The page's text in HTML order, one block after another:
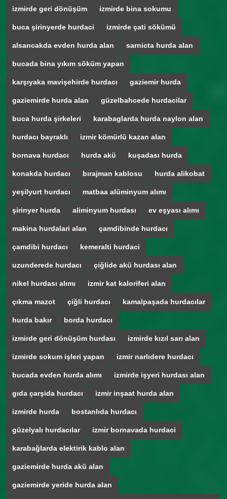
izmirde geri dönüşüm izmirde bina sokumu
buca şirinyerde hurdaci izmirde çati sökümü
alsancakda evden hurda alan sarnicta hurda alan
bucada bina yıkım söküm yapan
karşıyaka mavişehirde hurdacı gaziemir hurda
gaziemirde hurda alan güzelbahcede hurdacilar
buca hurda şirkeleri karabaglarda hurda naylon alan
hurdacı bayraklı izmir kömürlü kazan alan
bornava hurdacı hurda akü kuşadası hurda
konakda hurdacı bırajman kablosu hurda alikobat
yeşilyurt hurdacı matbaa alüminyum alımı
şirinyer hurda aliminyum hurdası ev eşyası alımı
makina hurdalari alan çamdibinde hurdacı
çamdibi hurdacı kemeralti hurdaci
uzunderede hurdacı çiğlide akü hurdası alan
nikel hurdası alımı izmir kat kaloriferi alan
çıkma mazot çiğli hurdacı kamalpaşada hurdacılar
hurda bakır borda hurdacı
izmirde geri dönüşüm hurdası izmirde kızıl sarı alan
izmirde sokum işleri yapan izmir narlıdere hurdacı
bucada evden hurda alımı izmirde işyeri hurdası alan
gıda çarşida hurdacı izmir inşaat hurda alan
izmirde hurda bostanlıda hurdacı
güzelyalı hurdacılar izmir bornavada hurdaci
karabağlarda elektirik kablo alan
gaziemirde hurda akü alan
gaziemirde yeride hurda alan